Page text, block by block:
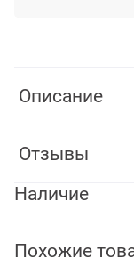
Описание
Отзывы
Наличие
Похожие